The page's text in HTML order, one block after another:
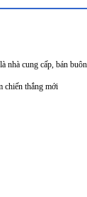
nhà cung cấp, bán
chiến thắng mới